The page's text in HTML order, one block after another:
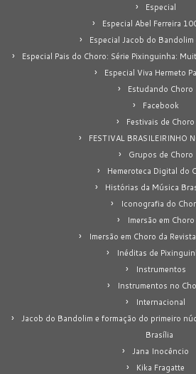
Especial
Especial Abel Ferreira
Especial Jacob do
Especial Pais do Choro: Série Pixinguinha:
Especial Viva Hermeto
Estudando Choro
Facebook
Festivais de Choro
FESTIVAL BRASILEIRINHO
Grupos de Choro
Hemeroteca Digital do
Histórias da Música
Iconografia do
Imersão em Choro
Imersão em Choro da
Inéditas de
Instrumentos
Instrumentos no
Internacional
Jacob do Bandolim e formação do primeiro
Brasília
Jana Inocêncio
Kika Fragatte